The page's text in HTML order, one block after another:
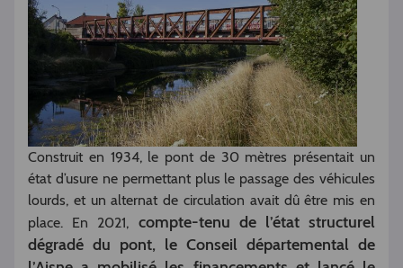
Construit en 1934, le pont de 30 mètres présentait un
état d’usure ne permettant plus le passage des véhicules
lourds, et un alternat de circulation avait dû être mis en
place. En 2021, compte-tenu de l’état structurel
dégradé du pont, le Conseil départemental de